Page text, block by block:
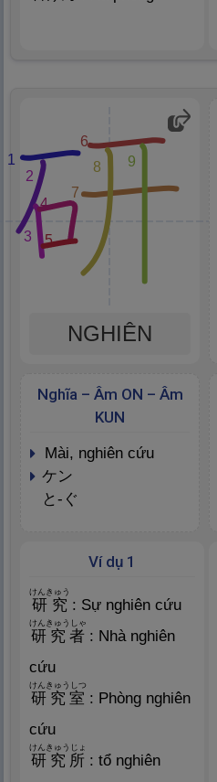
1
2
3
4
5
6
7
8 9
NGHIÊN
Nghĩa – Âm ON – Âm
KUN
mài, nghiên cứu
ケン
と-ぐ
Ví dụ 1
研 究
けんきゅう
: Sự nghiên cứu
研 究者
けんきゅうしゃ
: Nhà nghiên
cứu
研 究室
けんきゅうしつ
: Phòng nghiên
cứu
研 究 所
けんきゅうじょ
: tổ nghiên